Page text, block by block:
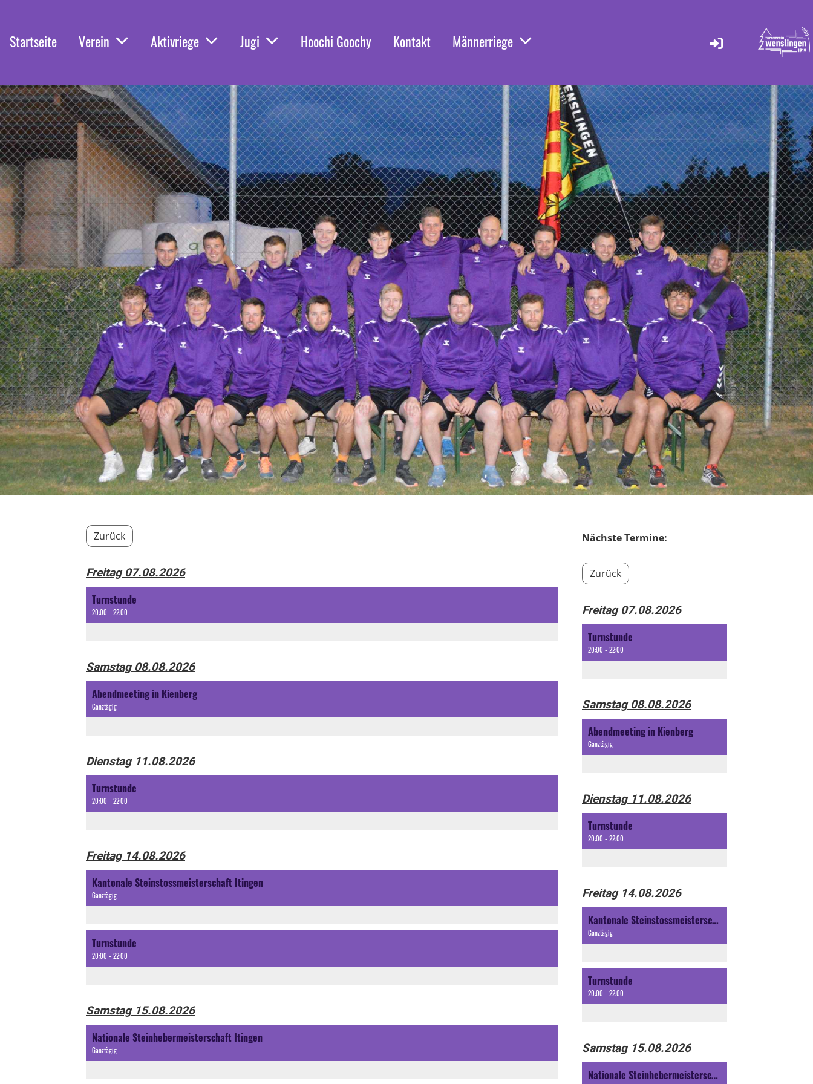
Startseite Verein Aktivriege Jugi Hoochi Goochy Kontakt Männerriege
Zurück
Freitag 07.08.2026
Turnstunde
20:00 - 22:00
Samstag 08.08.2026
Abendmeeting in Kienberg
Ganztägig
Dienstag 11.08.2026
Turnstunde
20:00 - 22:00
Freitag 14.08.2026
Kantonale Steinstossmeisterschaft Itingen
Ganztägig
Turnstunde
20:00 - 22:00
Samstag 15.08.2026
Nationale Steinhebermeisterschaft Itingen
Ganztägig
Nächste Termine:
Zurück
Freitag 07.08.2026
Turnstunde
20:00 - 22:00
Samstag 08.08.2026
Abendmeeting in Kienberg
Ganztägig
Dienstag 11.08.2026
Turnstunde
20:00 - 22:00
Freitag 14.08.2026
Kantonale Steinstossmeisterschaft Itingen
Ganztägig
Turnstunde
20:00 - 22:00
Samstag 15.08.2026
Nationale Steinhebermeisterschaft Itingen